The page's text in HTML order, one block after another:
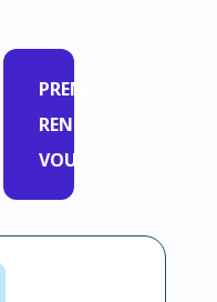
PRENDRE
RENDEZ-
VOUS